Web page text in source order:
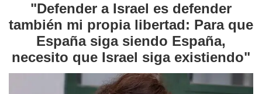
"Defender a Israel es defender
también mi propia libertad: Para que
España siga siendo España,
necesito que Israel siga existiendo"